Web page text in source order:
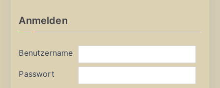
Anmelden
Benutzername
Passwort